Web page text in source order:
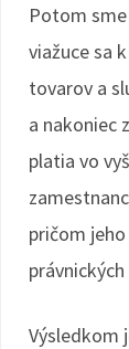
Potom
viažuce sa
tovarov a
a nakoniec
platia vo
pričom
Výsledkom